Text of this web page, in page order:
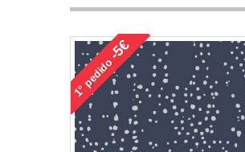
1°
pedido
-5€